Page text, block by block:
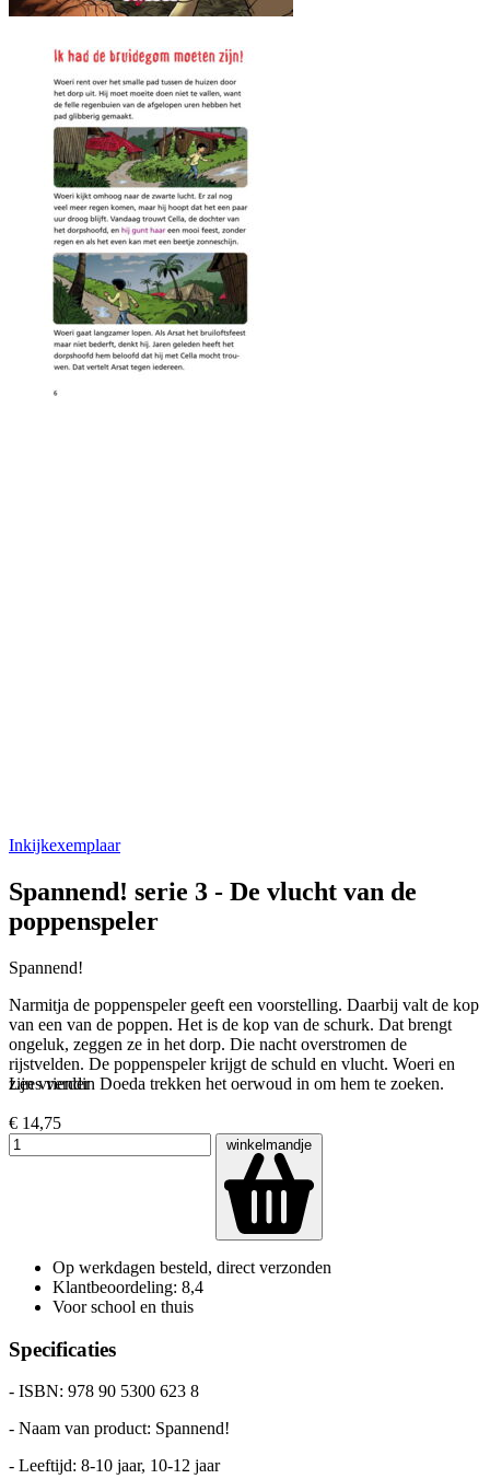
Inkijkexemplaar
Spannend! serie 3 - De vlucht van de
poppenspeler
Spannend!
Narmitja de poppenspeler geeft een voorstelling. Daarbij valt de kop
van een van de poppen. Het is de kop van de schurk. Dat brengt
ongeluk, zeggen ze in het dorp. Die nacht overstromen de
rijstvelden. De poppenspeler krijgt de schuld en vlucht. Woeri en
zijn vriendin Doeda trekken het oerwoud in om hem te zoeken.
Lees verder
€ 14,75
winkelmandje
Op werkdagen besteld, direct verzonden
Klantbeoordeling: 8,4
Voor school en thuis
Specificaties
- ISBN: 978 90 5300 623 8
- Naam van product: Spannend!
- Leeftijd: 8-10 jaar, 10-12 jaar